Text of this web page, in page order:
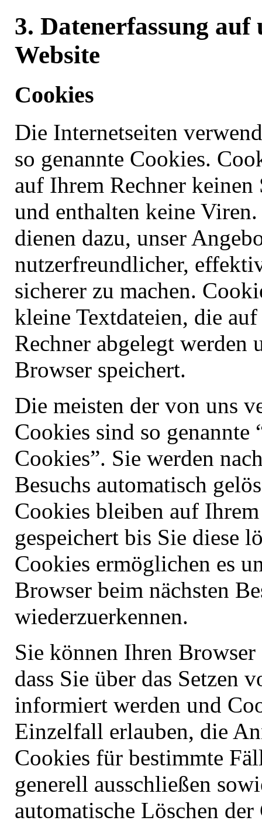
3. Datenerfassung auf
Website
Cookies
Die Internetseiten
so genannte Cookies.
auf Ihrem Rechner keinen
und enthalten keine
dienen dazu, unser
nutzerfreundlicher,
sicherer zu machen.
kleine Textdateien, die
Rechner abgelegt werden
Browser speichert.
Die meisten der von uns
Cookies sind so genannte
Cookies”. Sie werden
Besuchs automatisch
Cookies bleiben auf
gespeichert bis Sie diese
Cookies ermöglichen es
Browser beim nächsten
wiederzuerkennen.
Sie können Ihren
dass Sie über das Setzen
informiert werden und
Einzelfall erlauben, die
Cookies für bestimmte
generell ausschließen
automatische Löschen der